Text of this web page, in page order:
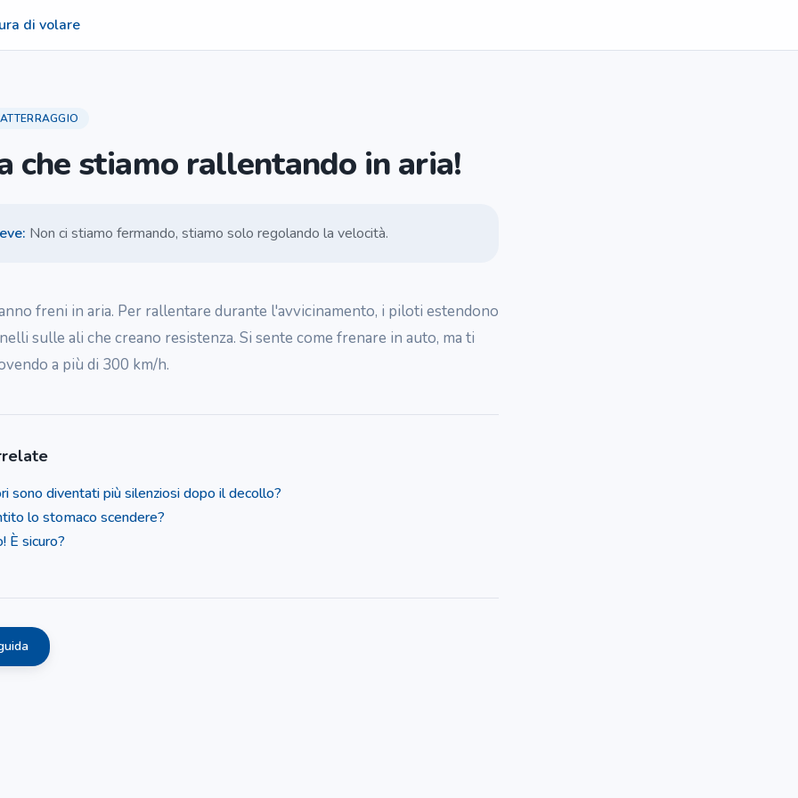
di volare
ATTERRAGGIO
che stiamo rallentando in aria!
: Non ci stiamo fermando, stiamo solo regolando la velocità.
freni in aria. Per rallentare durante l'avvicinamento, i piloti estendono
sulle ali che creano resistenza. Si sente come frenare in auto, ma ti
a più di 300 km/h.
sono diventati più silenziosi dopo il decollo?
lo stomaco scendere?
È sicuro?